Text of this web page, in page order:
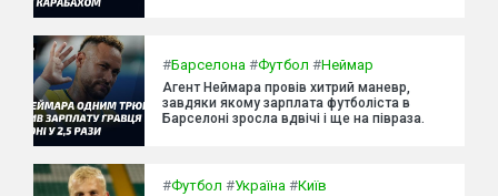
#Барселона #Футбол #Неймар
Агент Неймара провів хитрий маневр,
завдяки якому зарплата футболіста в
Барселоні зросла вдвічі і ще на півраза.
#Футбол #Україна #Київ